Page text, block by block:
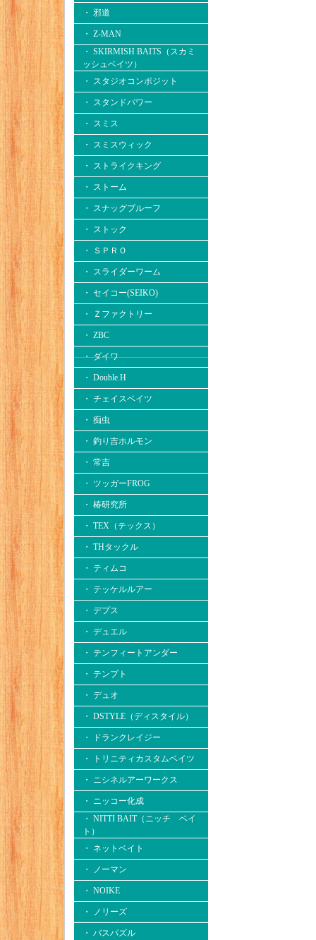
・ 邪道
・ Z-MAN
・ SKIRMISH BAITS（スカミ
ッシュベイツ）
・ スタジオコンポジット
・ スタンドパワー
・ スミス
・ スミスウィック
・ ストライクキング
・ ストーム
・ スナッグプルーフ
・ ストック
・ ＳＰＲＯ
・ スライダーワーム
・ セイコー(SEIKO)
・ Ｚファクトリー
・ ZBC
・ ダイワ
・ Double.H
・ チェイスベイツ
・ 痴虫
・ 釣り吉ホルモン
・ 常吉
・ ツッガーFROG
・ 椿研究所
・ TEX（テックス）
・ THタックル
・ ティムコ
・ テッケルルアー
・ デプス
・ デュエル
・ テンフィートアンダー
・ テンプト
・ デュオ
・ DSTYLE（ディスタイル）
・ ドランクレイジー
・ トリニティカスタムベイツ
・ ニシネルアーワークス
・ ニッコー化成
・ NITTI BAIT（ニッチ ベイ
ト）
・ ネットベイト
・ ノーマン
・ NOIKE
・ ノリーズ
・ バスパズル